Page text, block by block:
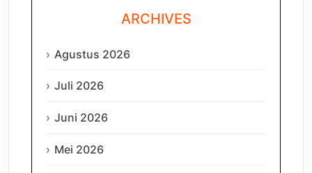
ARCHIVES
Agustus 2026
Juli 2026
Juni 2026
Mei 2026